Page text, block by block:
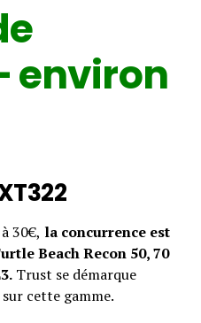
environ
30€, la concurrence est
Beach Recon 50, 70
Trust se démarque
cette gamme.